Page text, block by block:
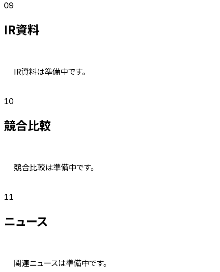
09
IR資料
IR資料は準備中です。
10
競合比較
競合比較は準備中です。
11
ニュース
関連ニュースは準備中です。